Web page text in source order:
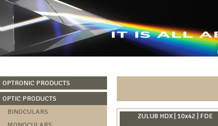
OPTRONIC PRODUCTS
OPTIC PRODUCTS
BINOCULARS
ZULU8 HDX | 10x42 | FDE